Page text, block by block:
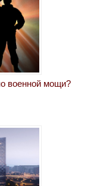
военной мощи?